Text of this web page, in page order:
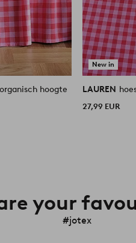
New in
LAUREN
27,99 EUR
your
#jotex